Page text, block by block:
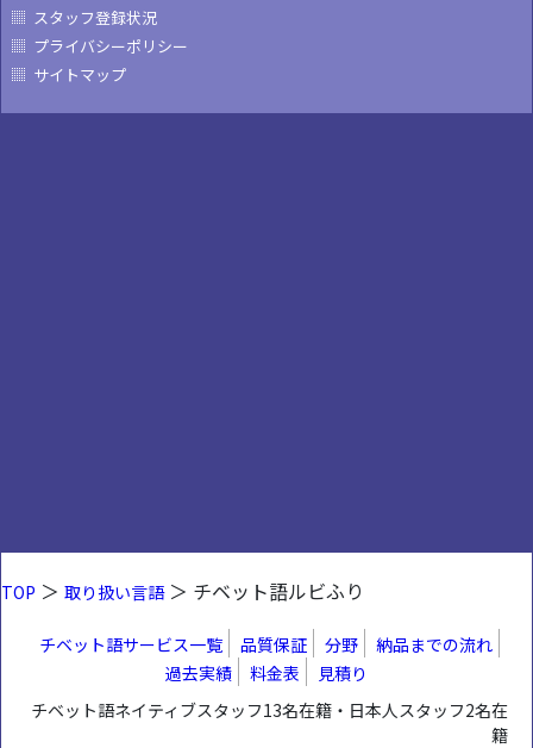
TOP ＞ 取り扱い言語＞ チベット語ルビふり
チベット語サービス一覧 品質保証 分野
納品までの流れ
過去実績
料金表
見積り
チベット語ネイティブスタッフ13名在籍・日本人スタッフ2名在
籍